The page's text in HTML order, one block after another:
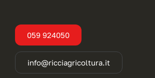
059 924050
info@ricciagricoltura.it